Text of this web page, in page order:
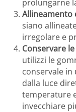
prolungarne
Allineamento
siano
irregolare e
Conservare
utilizzi le
conservale
dalla luce
temperature
invecchiare